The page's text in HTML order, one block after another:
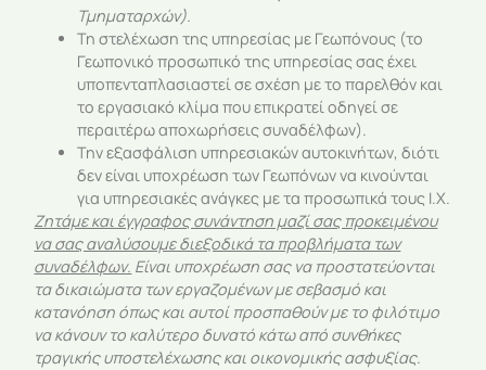
Τμηματαρχών).
Τη στελέχωση της υπηρεσίας με Γεωπόνους (το
Γεωπονικό προσωπικό της υπηρεσίας σας έχει
υποπενταπλασιαστεί σε σχέση με το παρελθόν και
το εργασιακό κλίμα που επικρατεί οδηγεί σε
περαιτέρω αποχωρήσεις συναδέλφων).
Την εξασφάλιση υπηρεσιακών αυτοκινήτων, διότι
δεν είναι υποχρέωση των Γεωπόνων να κινούνται
για υπηρεσιακές ανάγκες με τα προσωπικά τους Ι.Χ.
Ζητάμε και έγγραφος συνάντηση μαζί σας προκειμένου
να σας αναλύσουμε διεξοδικά τα προβλήματα των
συναδέλφων. Είναι υποχρέωση σας να προστατεύονται
τα δικαιώματα των εργαζομένων με σεβασμό και
κατανόηση όπως και αυτοί προσπαθούν με το φιλότιμο
να κάνουν το καλύτερο δυνατό κάτω από συνθήκες
τραγικής υποστελέχωσης και οικονομικής ασφυξίας.